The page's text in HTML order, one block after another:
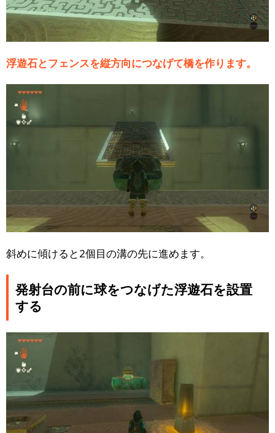
浮遊石とフェンスを縦方向につなげて橋を作ります。
斜めに傾けると2個目の溝の先に進めます。
発射台の前に球をつなげた浮遊石を設置
する